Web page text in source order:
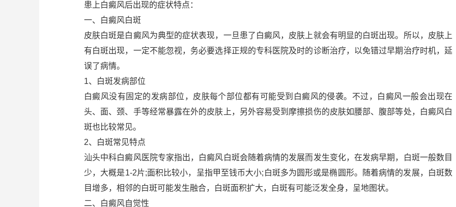
患上白癜风后出现的症状特点：
一、白癜风白斑
皮肤白斑是白癜风为典型的症状表现，一旦患了白癜风，皮肤上就会有明显的白斑出现。所以，皮肤上
有白斑出现，一定不能忽视，务必要选择正规的专科医院及时的诊断治疗，以免错过早期治疗时机，延
误了病情。
1、白斑发病部位
白癜风没有固定的发病部位，皮肤每个部位都有可能受到白癜风的侵袭。不过，白癜风一般会出现在
头、面、颈、手等经常暴露在外的皮肤上，另外容易受到摩擦损伤的皮肤如腰部、腹部等处，白癜风白
斑也比较常见。
2、白斑常见特点
汕头中科白癜风医院专家指出，白癜风白斑会随着病情的发展而发生变化，在发病早期，白斑一般数目
少，大概是1-2片;面积比较小，呈指甲至钱币大小;白斑多为圆形或是椭圆形。随着病情的发展，白斑数
目增多，相邻的白斑可能发生融合，白斑面积扩大，白斑有可能泛发全身，呈地图状。
二、白癜风自觉性